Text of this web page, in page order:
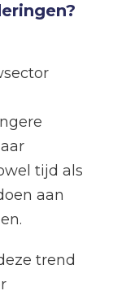
tijd als
aan
trend